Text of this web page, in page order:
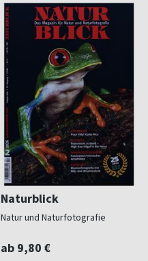
Naturblick
Natur und Naturfotografie
ab 9,80 €